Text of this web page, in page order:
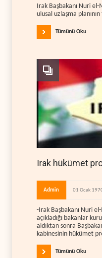
Irak Başbakanı Nuri
ulusal uzlaşma
Tümünü Oku
Irak hükümet
Admin 01 Ocak
-Irak Başbakanı Nuri
açıkladığı bakanlar
aldıktan sonra
kabinesinin hükümet
Tümünü Oku